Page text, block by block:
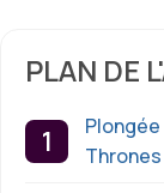
PLAN DE